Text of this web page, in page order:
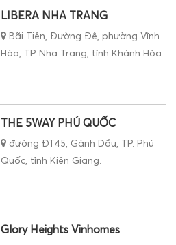
LIBERA NHA TRANG
Bãi Tiên, Đường Đệ, phường Vĩnh
Hòa, TP Nha Trang, tỉnh Khánh Hòa
THE 5WAY PHÚ QUỐC
đường ĐT45, Gành Dầu, TP. Phú
Quốc, tỉnh Kiên Giang.
Glory Heights Vinhomes